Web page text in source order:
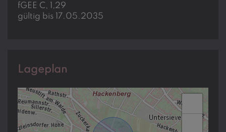
fGEE C, 1,29
gültig bis 17.05.2035
Lageplan